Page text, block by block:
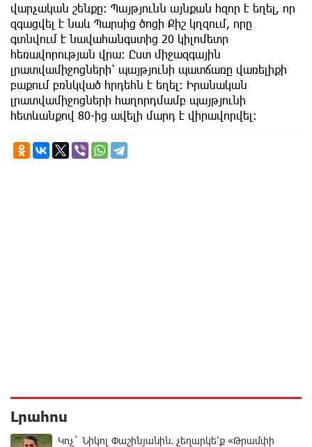
վարչական շենքը: Պայթյունն այնքան հզոր է եղել, որ
զգացվել է նաև Պարսից ծոցի Քիշ կղզում, որը
գտնվում է նավահանգստից 20 կիլոմետր
հեռավորության վրա։ Ըստ միջազգային
լրատվամիջոցների՝ պայթյունի պատճառը վառելիքի
բաքում բռնկված հրդեհն է եղել: Իրանական
լրատվամիջոցների հաղորդմամբ պայթյունի
հետևանքով 80-ից ավելի մարդ է վիրավորվել:
Լրահոս
Կոչ` Նիկոլ Փաշինյանին. չեղարկե՛ք «Թրամփի